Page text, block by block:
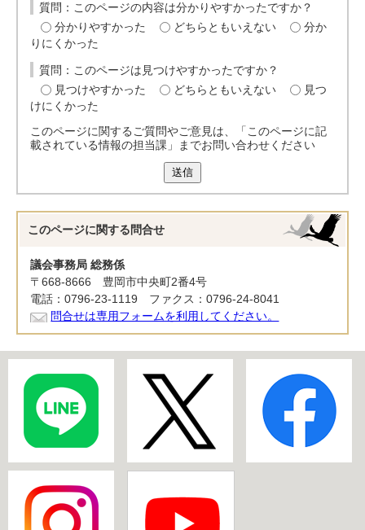
質問：このページの内容は分かりやすかったですか？
分かりやすかった
どちらともいえない
分か
りにくかった
質問：このページは見つけやすかったですか？
見つけやすかった
どちらともいえない
見つ
けにくかった
このページに関するご質問やご意見は、「このページに記
載されている情報の担当課」までお問い合わせください
送信
このページに関する 問合せ
議会事務局 総務係
〒668-8666 豊岡市中央町2番4号
電話：0796-23-1119 ファクス：0796-24-8041
問合せは専用フォームを利用してください。